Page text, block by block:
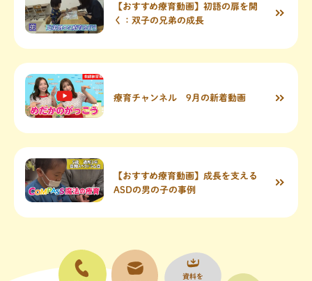
【おすすめ療育動画】初語の扉を開
く：双子の兄弟の成長
療育チャンネル 9月の新着動画
【おすすめ療育動画】成長を支える
ASDの男の子の事例
資料を